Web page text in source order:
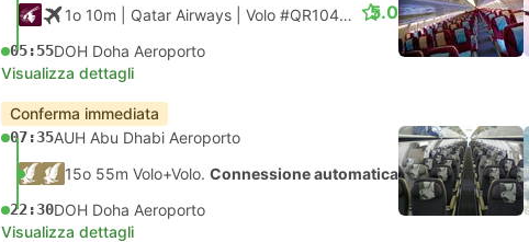
1o 10m | Qatar Airways Volo #QR1041 | Economy
05:55DOH Doha Aeroporto
5.0
Visualizza dettagli
Conferma immediata
07:35AUH Abu Dhabi Aeroporto
15o 55m Volo+Volo. Connessione automatica
22:30DOH Doha Aeroporto
Visualizza dettagli